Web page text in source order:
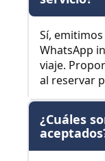
Sí,
WhatsApp
viaje.
al reservar
¿Cuáles